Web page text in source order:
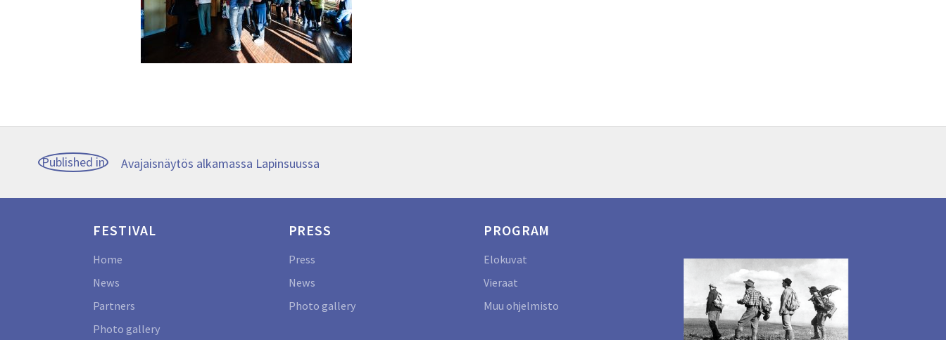
Post
navigation
Published in Avajaisnäytös alkamassa Lapinsuussa
FESTIVAL
Home
News
Partners
Photo gallery
PRESS
Press
News
Photo gallery
PROGRAM
Elokuvat
Vieraat
Muu ohjelmisto